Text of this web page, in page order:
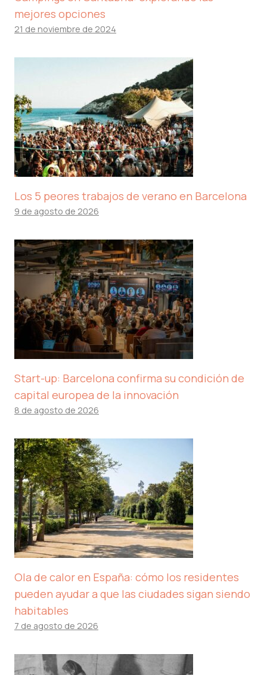
mejores opciones
21 de noviembre de 2024
Los 5 peores trabajos de verano en Barcelona
9 de agosto de 2026
Start-up: Barcelona confirma su condición de
capital europea de la innovación
8 de agosto de 2026
Ola de calor en España: cómo los residentes
pueden ayudar a que las ciudades sigan siendo
habitables
7 de agosto de 2026